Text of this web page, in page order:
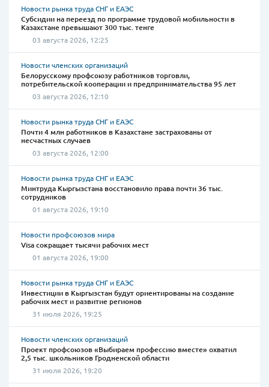
Новости рынка труда СНГ и ЕАЭС
Субсидии на переезд по программе трудовой мобильности в
Казахстане превышают 300 тыс. тенге
03 августа 2026, 12:25
Новости членских организаций
Белорусскому профсоюзу работников торговли,
потребительской кооперации и предпринимательства 95 лет
03 августа 2026, 12:10
Новости рынка труда СНГ и ЕАЭС
Почти 4 млн работников в Казахстане застрахованы от
несчастных случаев
03 августа 2026, 12:00
Новости рынка труда СНГ и ЕАЭС
Минтруда Кыргызстана восстановило права почти 36 тыс.
сотрудников
01 августа 2026, 19:10
Новости профсоюзов мира
Visa сокращает тысячи рабочих мест
01 августа 2026, 19:00
Новости рынка труда СНГ и ЕАЭС
Инвестиции в Кыргызстан будут ориентированы на создание
рабочих мест и развитие регионов
31 июля 2026, 19:25
Новости членских организаций
Проект профсоюзов «Выбираем профессию вместе» охватил
2,5 тыс. школьников Гродненской области
31 июля 2026, 19:20